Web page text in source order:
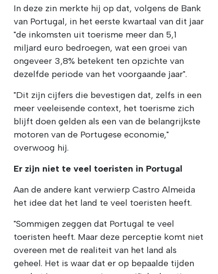
In deze zin merkte hij op dat, volgens de Bank
van Portugal, in het eerste kwartaal van dit jaar
"de inkomsten uit toerisme meer dan 5,1
miljard euro bedroegen, wat een groei van
ongeveer 3,8% betekent ten opzichte van
dezelfde periode van het voorgaande jaar".
"Dit zijn cijfers die bevestigen dat, zelfs in een
meer veeleisende context, het toerisme zich
blijft doen gelden als een van de belangrijkste
motoren van de Portugese economie,"
overwoog hij.
Er zijn niet te veel toeristen in Portugal
Aan de andere kant verwierp Castro Almeida
het idee dat het land te veel toeristen heeft.
"Sommigen zeggen dat Portugal te veel
toeristen heeft. Maar deze perceptie komt niet
overeen met de realiteit van het land als
geheel. Het is waar dat er op bepaalde tijden